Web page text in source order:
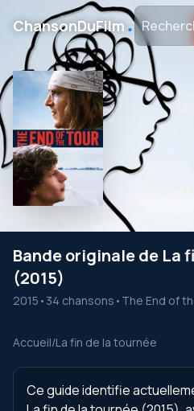
ChansonDuFilm․
Bande originale de La
(2015)
2015 • 34 chansons • The End of
Accueil/La fin de la tournée
Ce guide identifie